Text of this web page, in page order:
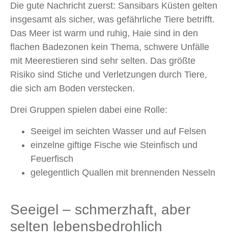
Die gute Nachricht zuerst: Sansibars Küsten gelten
insgesamt als sicher, was gefährliche Tiere betrifft.
Das Meer ist warm und ruhig, Haie sind in den
flachen Badezonen kein Thema, schwere Unfälle
mit Meerestieren sind sehr selten. Das größte
Risiko sind Stiche und Verletzungen durch Tiere,
die sich am Boden verstecken.
Drei Gruppen spielen dabei eine Rolle:
Seeigel im seichten Wasser und auf Felsen
einzelne giftige Fische wie Steinfisch und
Feuerfisch
gelegentlich Quallen mit brennenden Nesseln
Seeigel – schmerzhaft, aber
selten lebensbedrohlich